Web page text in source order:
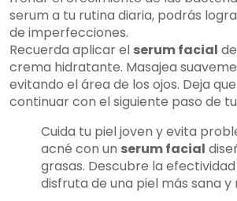
serum a tu rutina diaria, podrás
de imperfecciones.
Recuerda aplicar el serum facial
crema hidratante. Masajea
evitando el área de los ojos. Deja
continuar con el siguiente paso de
Cuida tu piel joven y evita
acné con un serum facial
grasas. Descubre la
disfruta de una piel más sana y